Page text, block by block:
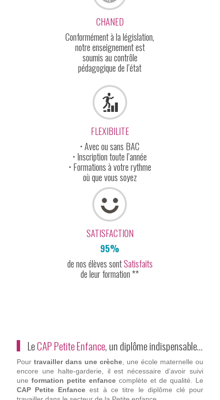
CHANED
Conformément à la législation,
notre enseignement est
soumis au contrôle
pédagogique de l’état
FLEXIBILITE
• Avec ou sans BAC
• Inscription toute l’année
• Formations à votre rythme
où que vous soyez
SATISFACTION
95%
de nos élèves sontSatisfaits
de leur formation **
LeCAP Petite Enfance, un diplôme indispensable…
Pour travailler dans une crèche, une école maternelle ou
encore une halte-garderie, il est nécessaire d’avoir suivi
une formation petite enfancecomplète et de qualité. Le
CAP Petite Enfance est à ce titre le diplôme clé pour